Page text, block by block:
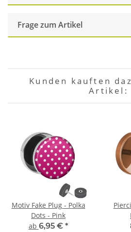
Frage zum Artikel
Kunden kauften
Artikel:
Motiv Fake Plug - Polka
Dots - Pink
ab 6,95 € *